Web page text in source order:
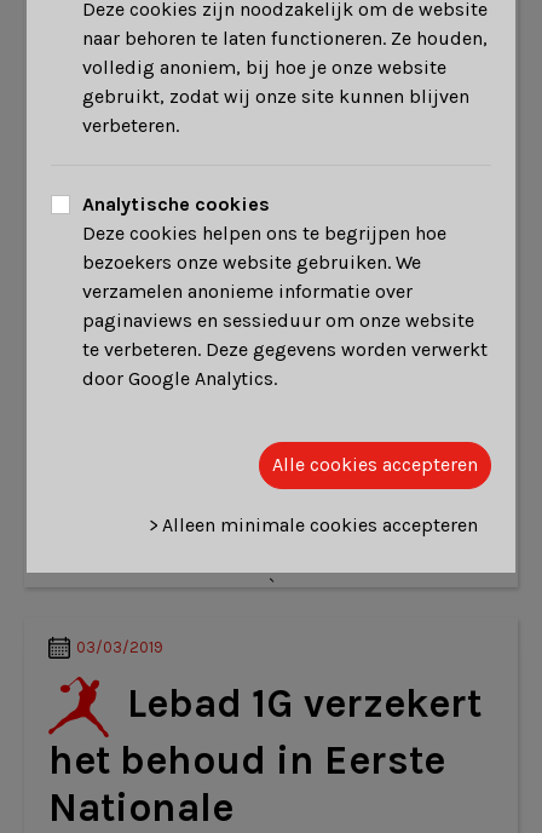
schitterende comeback: van 9-16 achterstand naar
21-16 winst! Ook Siebelijn speelde een degelijke
wedstrijd met vlotte winst in twee sets als
beloning. Vlak voor de mixen kon het met een 3-3
gelijkspel nog alle kanten uit. Gertjan en Lotte
1-3 achterstand na de heren enkels naar
het moet gezegd: een topprestatie van de hele
ploeg!
Na de twee onverhoopte punten vorige week, pakt
Lebad 1G vandaag opnieuw drie punten! Na twee
speeldagen prijkt onze eerste ploeg voorlopig op
speeldag heeft op zondag 20 oktober plaats in
Veltem. Dan staan Bad Oupeye, nieuwkomer in
andere kant van het net.
03/03/2019
Lebad 1G verzekert
het behoud in Eerste
Nationale
Deze cookies zijn noodzakelijk om de website
naar behoren te laten functioneren. Ze houden,
volledig anoniem, bij hoe je onze website
gebruikt, zodat wij onze site kunnen blijven
verbeteren.
Analytische cookies
Deze cookies helpen ons te begrijpen hoe
bezoekers onze website gebruiken. We
verzamelen anonieme informatie over
paginaviews en sessieduur om onze website
te verbeteren. Deze gegevens worden verwerkt
door Google Analytics.
Alle cookies accepteren
> Alleen minimale cookies accepteren
`